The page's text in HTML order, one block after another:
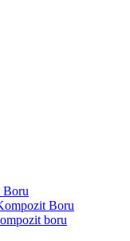
Boru
Boru
boru